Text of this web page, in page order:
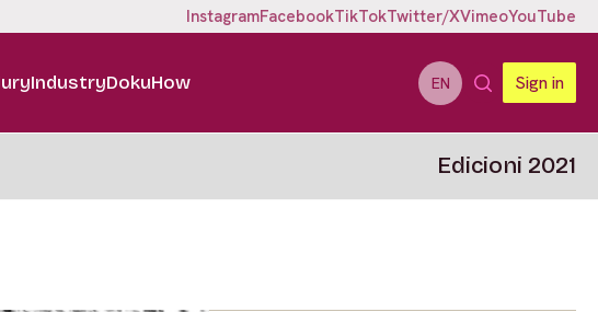
InstagramFacebookTikTokTwitter/XVimeoYouTube
IndustryDokuHow EN Sign in
Edicioni 2021